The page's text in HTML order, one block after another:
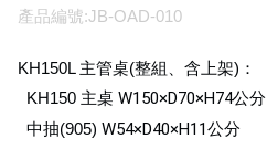
產品編號:JB-OAD-010
KH150L 主管桌(整組、含上架)：
KH150 主桌W150×D70×H74公分
中抽(905)W54×D40×H11公分